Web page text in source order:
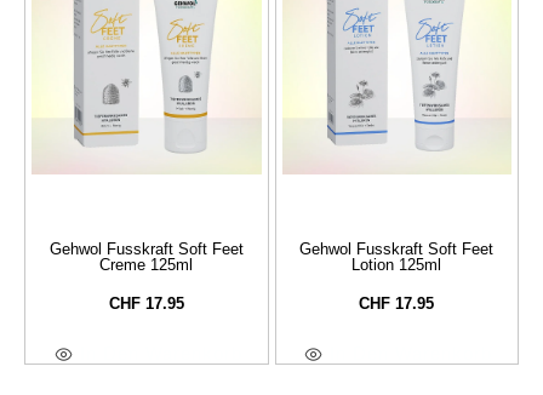
Gehwol Fusskraft Soft Feet
Creme 125ml
CHF17.95
Gehwol Fusskraft Soft Feet
Lotion 125ml
CHF 17.95